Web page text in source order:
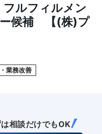
ルフィルメン
候補 【(株)プ
業務改善
は相談だけでもOK